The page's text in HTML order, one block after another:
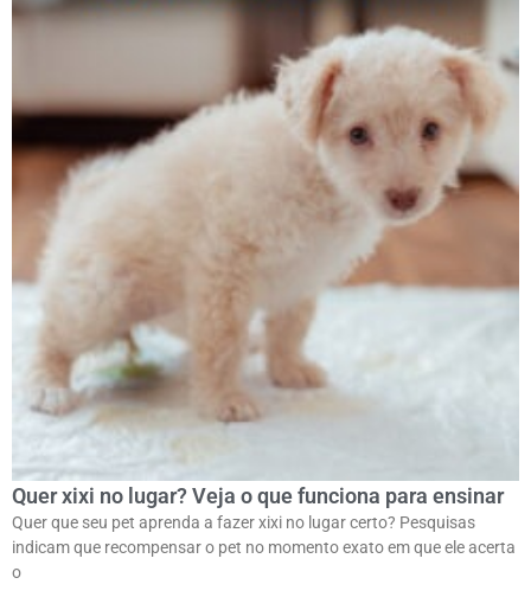
Quer xixi no lugar? Veja o que funciona para ensinar
Quer que seu pet aprenda a fazer xixi no lugar certo? Pesquisas
indicam que recompensar o pet no momento exato em que ele acerta
o